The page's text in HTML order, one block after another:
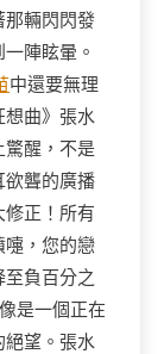
那輛閃閃發
陣眩暈。
中還要無理
想曲》張水
驚醒，不是
欲聾的廣播
正！所有
嚏，您的戀
負百分之
是一個正在
絕望。張水